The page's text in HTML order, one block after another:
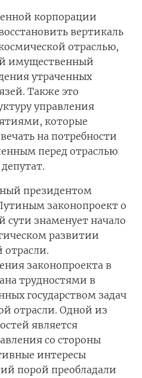
корпорации
вертикаль
отраслью,
имущественный
утраченных
Также это
управления
которые
на потребности
перед отраслью
президентом
законопроект о
сути знаменует начало
развитии
отрасли.
законопроекта в
трудностями в
государством задач
отрасли. Одной из
является
со стороны
интересы
порой преобладали